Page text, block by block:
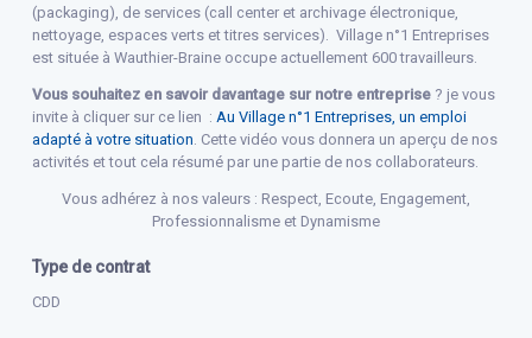
(packaging), de services (call center et archivage électronique,
nettoyage, espaces verts et titres services). Village n°1 Entreprises
est située à Wauthier-Braine occupe actuellement 600 travailleurs.
Vous souhaitez en savoir davantage sur notre entreprise ? je vous
invite à cliquer sur ce lien : Au Village n°1 Entreprises, un emploi
adapté à votre situation. Cette vidéo vous donnera un aperçu de nos
activités et tout cela résumé par une partie de nos collaborateurs.
Vous adhérez à nos valeurs : Respect, Ecoute, Engagement,
Professionnalisme et Dynamisme
Type de contrat
CDD